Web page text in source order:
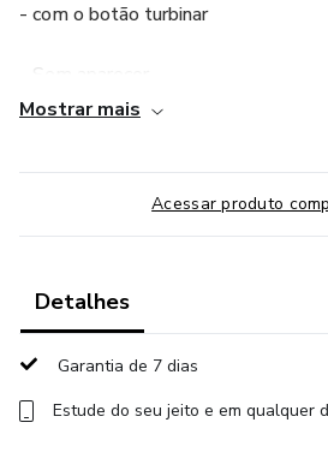
- com o botão turbinar
- Sem aparecer
Mostrar mais
Acessar produto
Detalhes
Garantia de 7 dias
Estude do seu jeito e em qualquer